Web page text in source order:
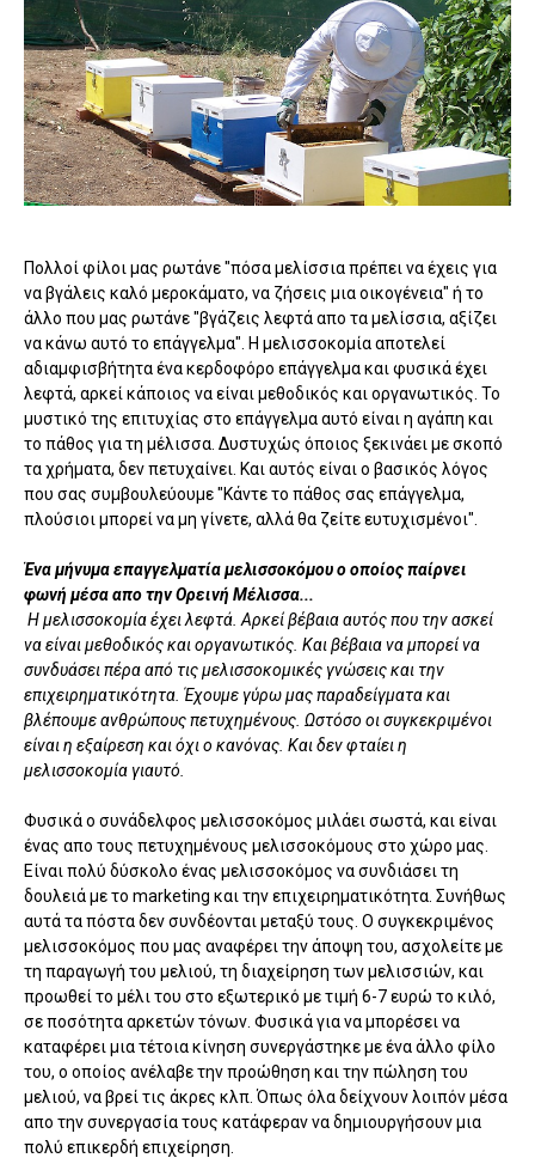
Πολλοί φίλοι μας ρωτάνε "πόσα μελίσσια πρέπει να έχεις για
να βγάλεις καλό μεροκάματο, να ζήσεις μια οικογένεια" ή το
άλλο που μας ρωτάνε "βγάζεις λεφτά απο τα μελίσσια, αξίζει
να κάνω αυτό το επάγγελμα". Η μελισσοκομία αποτελεί
αδιαμφισβήτητα ένα κερδοφόρο επάγγελμα και φυσικά έχει
λεφτά, αρκεί κάποιος να είναι μεθοδικός και οργανωτικός. Το
μυστικό της επιτυχίας στο επάγγελμα αυτό είναι η αγάπη και
το πάθος για τη μέλισσα. Δυστυχώς όποιος ξεκινάει με σκοπό
τα χρήματα, δεν πετυχαίνει. Και αυτός είναι ο βασικός λόγος
που σας συμβουλεύουμε "Κάντε το πάθος σας επάγγελμα,
πλούσιοι μπορεί να μη γίνετε, αλλά θα ζείτε ευτυχισμένοι".
Ένα μήνυμα επαγγελματία μελισσοκόμου ο οποίος παίρνει
φωνή μέσα απο την Ορεινή Μέλισσα...
Η μελισσοκομία έχει λεφτά. Αρκεί βέβαια αυτός που την ασκεί
να είναι μεθοδικός και οργανωτικός. Και βέβαια να μπορεί να
συνδυάσει πέρα από τις μελισσοκομικές γνώσεις και την
επιχειρηματικότητα. Έχουμε γύρω μας παραδείγματα και
βλέπουμε ανθρώπους πετυχημένους. Ωστόσο οι συγκεκριμένοι
είναι η εξαίρεση και όχι ο κανόνας. Και δεν φταίει η
μελισσοκομία γιαυτό.
Φυσικά ο συνάδελφος μελισσοκόμος μιλάει σωστά, και είναι
ένας απο τους πετυχημένους μελισσοκόμους στο χώρο μας.
Είναι πολύ δύσκολο ένας μελισσοκόμος να συνδιάσει τη
δουλειά με το marketing και την επιχειρηματικότητα. Συνήθως
αυτά τα πόστα δεν συνδέονται μεταξύ τους. Ο συγκεκριμένος
μελισσοκόμος που μας αναφέρει την άποψη του, ασχολείτε με
τη παραγωγή του μελιού, τη διαχείρηση των μελισσιών, και
προωθεί το μέλι του στο εξωτερικό με τιμή 6-7 ευρώ το κιλό,
σε ποσότητα αρκετών τόνων. Φυσικά για να μπορέσει να
καταφέρει μια τέτοια κίνηση συνεργάστηκε με ένα άλλο φίλο
του, ο οποίος ανέλαβε την προώθηση και την πώληση του
μελιού, να βρεί τις άκρες κλπ. Όπως όλα δείχνουν λοιπόν μέσα
απο την συνεργασία τους κατάφεραν να δημιουργήσουν μια
πολύ επικερδή επιχείρηση.